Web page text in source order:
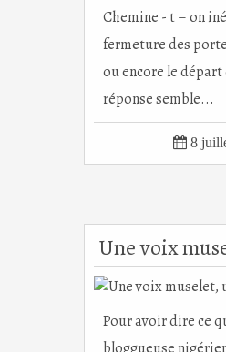
Chemine - t – on
fermeture des
ou encore le départ
réponse semble...
 8
Pour avoir dire ce